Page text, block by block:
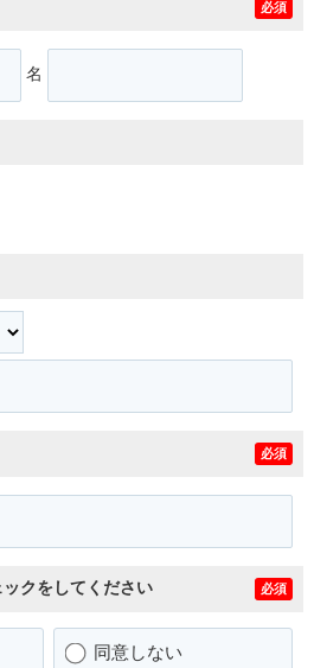
必須
名
必須
クをしてください 必須
同意しない